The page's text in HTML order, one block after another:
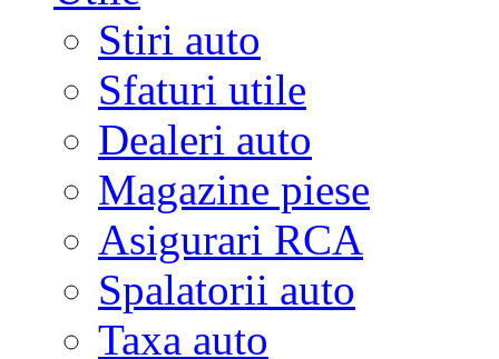
Stiri auto
Sfaturi utile
Dealeri auto
Magazine piese
Asigurari RCA
Spalatorii auto
Taxa auto